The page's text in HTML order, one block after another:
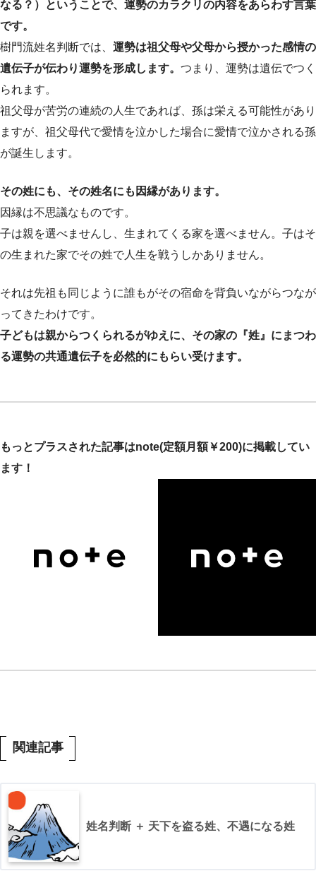
なる？）ということで、運勢のカラクリの内容をあらわす言葉
です。
樹門流姓名判断では、 運勢は祖父母や父母から授かった感情の
遺伝子が伝わり運勢を形成します。 つまり、運勢は遺伝でつく
られます。
祖父母が苦労の連続の人生であれば、孫は栄える可能性があり
ますが、祖父母代で愛情を泣かした場合に愛情で泣かされる孫
が誕生します。
その姓にも、その姓名にも因縁があります。
因縁は不思議なものです。
子は親を選べませんし、生まれてくる家を選べません。子はそ
の生まれた家でその姓で人生を戦うしかありません。
それは先祖も同じように誰もがその宿命を背負いながらつなが
ってきたわけです。
子どもは親からつくられるがゆえに、その家の『姓』にまつわ
る運勢の共通遺伝子を必然的にもらい受けます。
もっとプラスされた記事はnote(定額月額￥200)に掲載してい
ます！
関連記事
姓名判断 ＋ 天下を盗る姓、不遇になる姓